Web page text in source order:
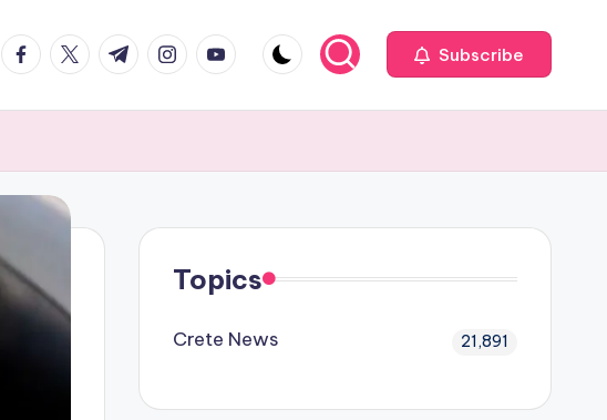
facebook.com
twitter.com
t.me instagram.com
youtube.com Subscribe
Topics
Crete News 21,891